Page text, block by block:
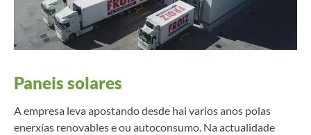
Paneis solares
A empresa leva apostando desde hai varios anos polas
enerxías renovables e ou autoconsumo. Na actualidade